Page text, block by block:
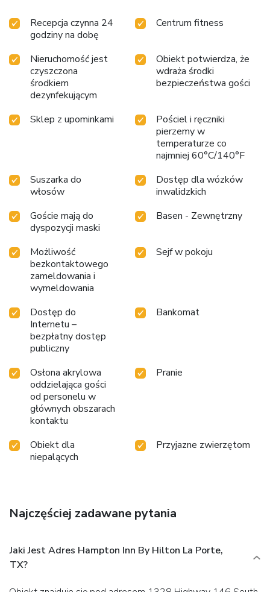
Recepcja czynna 24
godziny na dobę
Centrum fitness
Nieruchomość jest
czyszczona
środkiem
dezynfekującym
Obiekt potwierdza, że
wdraża środki
bezpieczeństwa gości
Sklep z upominkami
Pościel i ręczniki
pierzemy w
temperaturze co
najmniej 60°C/140°F
Suszarka do
włosów
Dostęp dla wózków
inwalidzkich
Goście mają do
dyspozycji maski
Basen - Zewnętrzny
Możliwość
bezkontaktowego
zameldowania i
wymeldowania
Sejf w pokoju
Dostęp do
Internetu –
bezpłatny dostęp
publiczny
Bankomat
Osłona akrylowa
oddzielająca gości
od personelu w
głównych obszarach
kontaktu
Pranie
Obiekt dla
niepalących
Przyjazne zwierzętom
Najczęściej zadawane pytania
Jaki Jest Adres Hampton Inn By Hilton La Porte,
TX?